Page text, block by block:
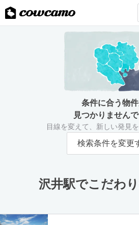
条件に合う物
見つかりません
目線を変えて、新しい発見
検索条件を変更
沢井駅でこだわ